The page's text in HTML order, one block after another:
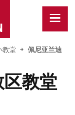
菜
关
示
导
教堂
佩尼亚兰迪
教堂